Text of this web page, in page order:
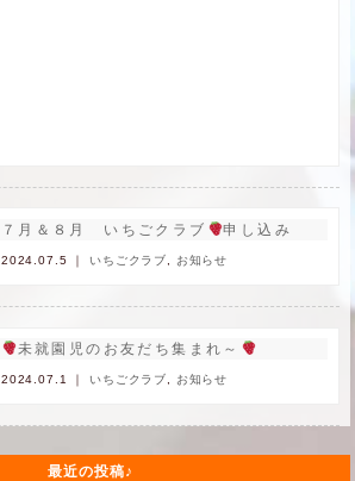
７月＆８月 いちごクラブ 申し込み
2024.07.5 ｜ いちごクラブ お知らせ
未就園児のお友だち集まれ～
2024.07.1 ｜ いちごクラブ お知らせ
最近の投稿